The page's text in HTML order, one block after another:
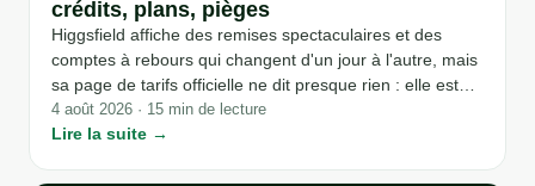
crédits, plans, pièges
Higgsfield affiche des remises spectaculaires et des
comptes à rebours qui changent d'un jour à l'autre, mais
sa page de tarifs officielle ne dit presque rien : elle est
intégralement générée en JavaScript, invisible pour
quiconque cherche un prix sans ouvrir un navigateur.
4 août 2026 · 15 min de lecture
Lire la suite →